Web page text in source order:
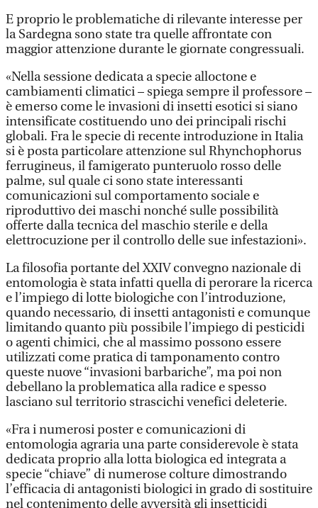
E proprio le problematiche di rilevante interesse per
la Sardegna sono state tra quelle affrontate con
maggior attenzione durante le giornate congressuali.
«Nella sessione dedicata a specie alloctone e
cambiamenti climatici – spiega sempre il professore –
è emerso come le invasioni di insetti esotici si siano
intensificate costituendo uno dei principali rischi
globali. Fra le specie di recente introduzione in Italia
si è posta particolare attenzione sul Rhynchophorus
ferrugineus, il famigerato punteruolo rosso delle
palme, sul quale ci sono state interessanti
comunicazioni sul comportamento sociale e
riproduttivo dei maschi nonché sulle possibilità
offerte dalla tecnica del maschio sterile e della
elettrocuzione per il controllo delle sue infestazioni».
La filosofia portante del XXIV convegno nazionale di
entomologia è stata infatti quella di perorare la ricerca
e l’impiego di lotte biologiche con l’introduzione,
quando necessario, di insetti antagonisti e comunque
limitando quanto più possibile l’impiego di pesticidi
o agenti chimici, che al massimo possono essere
utilizzati come pratica di tamponamento contro
queste nuove “invasioni barbariche”, ma poi non
debellano la problematica alla radice e spesso
lasciano sul territorio strascichi venefici deleterie.
«Fra i numerosi poster e comunicazioni di
entomologia agraria una parte considerevole è stata
dedicata proprio alla lotta biologica ed integrata a
specie “chiave” di numerose colture dimostrando
l’efficacia di antagonisti biologici in grado di sostituire
nel contenimento delle avversità gli insetticidi